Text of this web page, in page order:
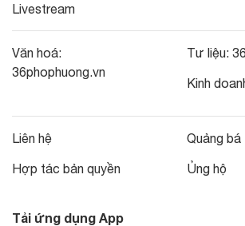
Livestream
Văn hoá:
36phophuong.vn
Tư liệu:
Kinh
Liên hệ
Hợp tác bản quyền
Quảng bá
Ủng hộ
Tải ứng dụng App